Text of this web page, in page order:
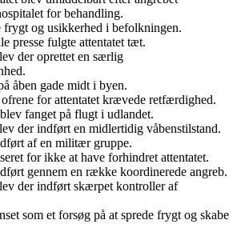
for behandling.
frygt og usikkerhed i befolkningen.
presse fulgte attentatet tæt.
der oprettet en særlig
åben gade midt i byen.
for attentatet krævede retfærdighed.
fanget på flugt i udlandet.
der indført en midlertidig våbenstilstand.
af en militær gruppe.
for ikke at have forhindret attentatet.
gennem en række koordinerede angreb.
der indført skærpet kontroller af
som et forsøg på at sprede frygt og skabe